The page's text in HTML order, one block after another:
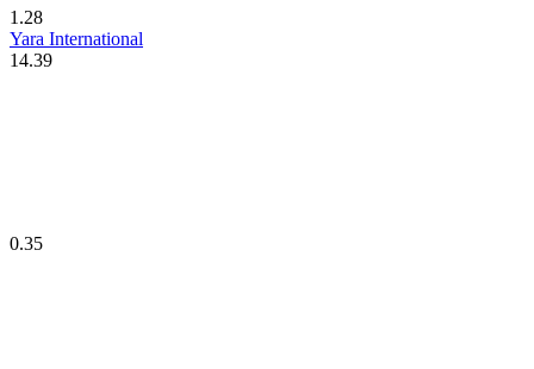
1.28
Yara International
14.39
0.35